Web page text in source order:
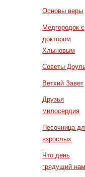
Основы веры
Медгородок с
доктором
Хлыновым
Советы
Ветхий Завет
Друзья
милосердия
Песочница
взрослых
Что день
грядущий нам